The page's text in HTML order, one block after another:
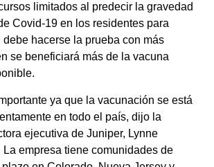
limitados al predecir la gravedad
Covid-19 en los residentes para
hacerse la prueba con más
se beneficiará más de la vacuna
ya que la vacunación se está
en todo el país, dijo la
ejecutiva de Juniper, Lynne
La empresa tiene comunidades de